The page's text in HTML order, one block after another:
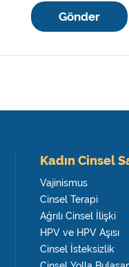
Gönder
Kadın Cinsel
Vajinismus
Cinsel Terapi
Ağrılı Cinsel İlişki
HPV ve HPV Aşısı
Cinsel İsteksizlik